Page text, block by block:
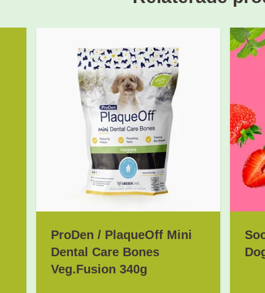
ProDen / PlaqueOff Mini
Dental Care Bones
Veg.Fusion 340g